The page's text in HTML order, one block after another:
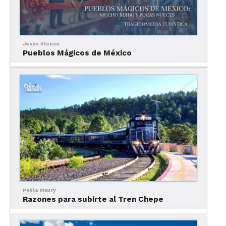
En Tlaxcala está el mayor santuario de luciérnagas del país.
Cómo llegar Nanacamilpa
para el avistamiento de
luciérnagas en Tlaxcala
El avistamiento de luciérnagas se ha convertido
en algo de lo que obligadamente hay qué hacer en
Tlaxcala.
Para llegar al santuario ubicado en Nanacamilpa,
más de 120 kilómetros.
Jesús Alonso
Pueblos Mágicos de México
Paola Maury
Razones para subirte al Tren Chepe